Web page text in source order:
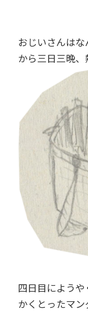
おじいさんは
から三日三晩、
四日目によう
かくとったマ